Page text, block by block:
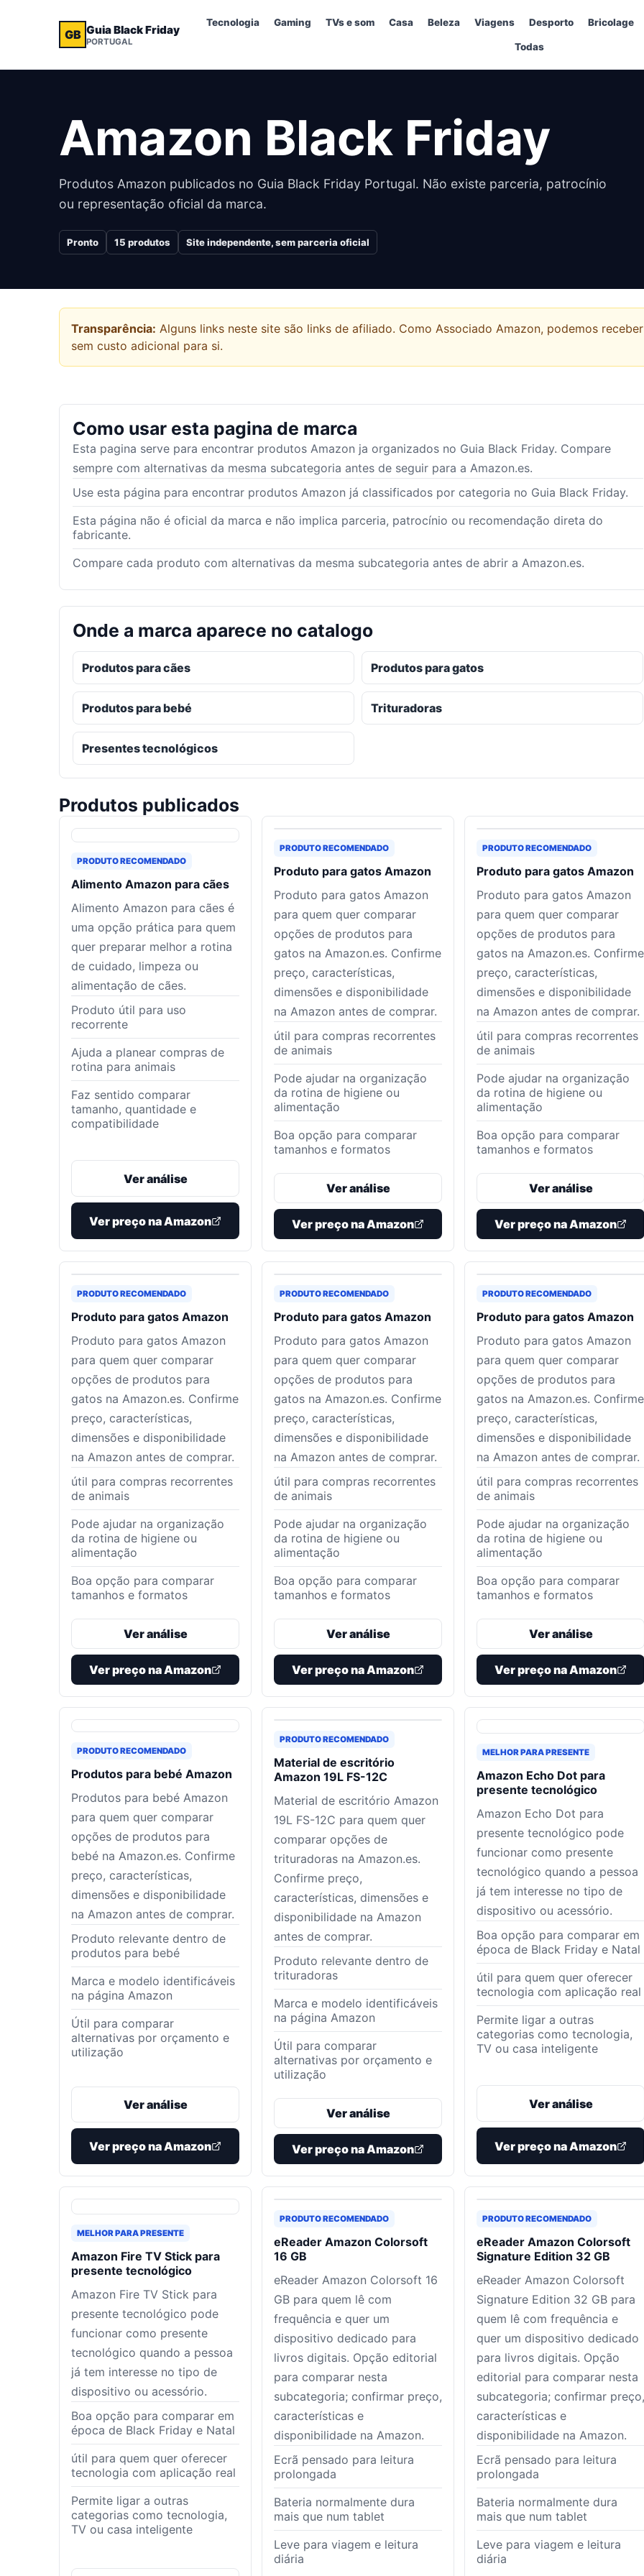
GB Guia Black Friday
PORTUGAL
Tecnologia Gaming TVs e som Casa Beleza Viagens Desporto Bricolage
Todas
Amazon Black Friday
Produtos Amazon publicados no Guia Black Friday Portugal. Não existe parceria, patrocínio
ou representação oficial da marca.
Pronto 15 produtos Site independente, sem parceria oficial
Transparência: Alguns links neste site são links de afiliado. Como Associado Amazon, podemos
sem custo adicional para si.
Como usar esta pagina de marca
Esta pagina serve para encontrar produtos Amazon ja organizados no Guia Black Friday. Compare
sempre com alternativas da mesma subcategoria antes de seguir para a Amazon.es.
Use esta página para encontrar produtos Amazon já classificados por categoria no Guia Black Friday.
Esta página não é oficial da marca e não implica parceria, patrocínio ou recomendação direta do
fabricante.
Compare cada produto com alternativas da mesma subcategoria antes de abrir a Amazon.es.
Onde a marca aparece no catalogo
Produtos para cães Produtos para gatos
Produtos para bebé Trituradoras
Presentes tecnológicos
Produtos publicados
PRODUTO RECOMENDADO
Alimento Amazon para cães
Alimento Amazon para cães é
uma opção prática para quem
quer preparar melhor a rotina
de cuidado, limpeza ou
alimentação de cães.
Produto útil para uso
recorrente
Ajuda a planear compras de
rotina para animais
Faz sentido comparar
tamanho, quantidade e
compatibilidade
Ver análise
Ver preço na Amazon
PRODUTO RECOMENDADO
Produto para gatos Amazon
Produto para gatos Amazon
para quem quer comparar
opções de produtos para
gatos na Amazon.es. Confirme
preço, características,
dimensões e disponibilidade
na Amazon antes de comprar.
útil para compras recorrentes
de animais
Pode ajudar na organização
da rotina de higiene ou
alimentação
Boa opção para comparar
tamanhos e formatos
Ver análise
Ver preço na Amazon
PRODUTO RECOMENDADO
Produto para gatos Amazon
Produto para gatos Amazon
para quem quer comparar
opções de produtos para
gatos na Amazon.es. Confirme
preço, características,
dimensões e disponibilidade
na Amazon antes de comprar.
útil para compras recorrentes
de animais
Pode ajudar na organização
da rotina de higiene ou
alimentação
Boa opção para comparar
tamanhos e formatos
Ver análise
Ver preço na Amazon
PRODUTO RECOMENDADO
Produto para gatos Amazon
Produto para gatos Amazon
para quem quer comparar
opções de produtos para
gatos na Amazon.es. Confirme
preço, características,
dimensões e disponibilidade
na Amazon antes de comprar.
útil para compras recorrentes
de animais
Pode ajudar na organização
da rotina de higiene ou
alimentação
Boa opção para comparar
tamanhos e formatos
Ver análise
Ver preço na Amazon
PRODUTO RECOMENDADO
Produto para gatos Amazon
Produto para gatos Amazon
para quem quer comparar
opções de produtos para
gatos na Amazon.es. Confirme
preço, características,
dimensões e disponibilidade
na Amazon antes de comprar.
útil para compras recorrentes
de animais
Pode ajudar na organização
da rotina de higiene ou
alimentação
Boa opção para comparar
tamanhos e formatos
Ver análise
Ver preço na Amazon
PRODUTO RECOMENDADO
Produto para gatos Amazon
Produto para gatos Amazon
para quem quer comparar
opções de produtos para
gatos na Amazon.es. Confirme
preço, características,
dimensões e disponibilidade
na Amazon antes de comprar.
útil para compras recorrentes
de animais
Pode ajudar na organização
da rotina de higiene ou
alimentação
Boa opção para comparar
tamanhos e formatos
Ver análise
Ver preço na Amazon
PRODUTO RECOMENDADO
Produtos para bebé Amazon
Produtos para bebé Amazon
para quem quer comparar
opções de produtos para
bebé na Amazon.es. Confirme
preço, características,
dimensões e disponibilidade
na Amazon antes de comprar.
Produto relevante dentro de
produtos para bebé
Marca e modelo identificáveis
na página Amazon
Útil para comparar
alternativas por orçamento e
utilização
Ver análise
Ver preço na Amazon
PRODUTO RECOMENDADO
Material de escritório
Amazon 19L FS-12C
Material de escritório Amazon
19L FS-12C para quem quer
comparar opções de
trituradoras na Amazon.es.
Confirme preço,
características, dimensões e
disponibilidade na Amazon
antes de comprar.
Produto relevante dentro de
trituradoras
Marca e modelo identificáveis
na página Amazon
Útil para comparar
alternativas por orçamento e
utilização
Ver análise
Ver preço na Amazon
MELHOR PARA PRESENTE
Amazon Echo Dot para
presente tecnológico
Amazon Echo Dot para
presente tecnológico pode
funcionar como presente
tecnológico quando a pessoa
já tem interesse no tipo de
dispositivo ou acessório.
Boa opção para comparar em
época de Black Friday e Natal
útil para quem quer oferecer
tecnologia com aplicação real
Permite ligar a outras
categorias como tecnologia,
TV ou casa inteligente
Ver análise
Ver preço na Amazon
MELHOR PARA PRESENTE
Amazon Fire TV Stick para
presente tecnológico
Amazon Fire TV Stick para
presente tecnológico pode
funcionar como presente
tecnológico quando a pessoa
já tem interesse no tipo de
dispositivo ou acessório.
Boa opção para comparar em
época de Black Friday e Natal
útil para quem quer oferecer
tecnologia com aplicação real
Permite ligar a outras
categorias como tecnologia,
TV ou casa inteligente
PRODUTO RECOMENDADO
eReader Amazon Colorsoft
16 GB
eReader Amazon Colorsoft 16
GB para quem lê com
frequência e quer um
dispositivo dedicado para
livros digitais. Opção editorial
para comparar nesta
subcategoria; confirmar preço,
características e
disponibilidade na Amazon.
Ecrã pensado para leitura
prolongada
Bateria normalmente dura
mais que num tablet
Leve para viagem e leitura
diária
PRODUTO RECOMENDADO
eReader Amazon Colorsoft
Signature Edition 32 GB
eReader Amazon Colorsoft
Signature Edition 32 GB para
quem lê com frequência e
quer um dispositivo dedicado
para livros digitais. Opção
editorial para comparar nesta
subcategoria; confirmar preço,
características e
disponibilidade na Amazon.
Ecrã pensado para leitura
prolongada
Bateria normalmente dura
mais que num tablet
Leve para viagem e leitura
diária